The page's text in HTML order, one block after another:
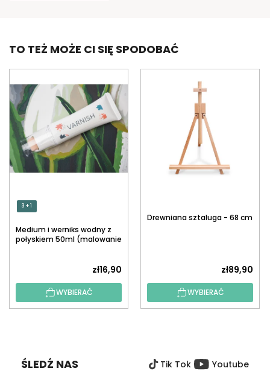
TO TEŻ MOŻE CI SIĘ SPODOBAĆ
3 + 1
Medium i werniks wodny z
połyskiem 50ml (malowanie
zł16,90
WYBIERAĆ
Drewniana sztaluga - 68 cm
zł89,90
WYBIERAĆ
ŚLEDŹ NAS Tik Tok Youtube